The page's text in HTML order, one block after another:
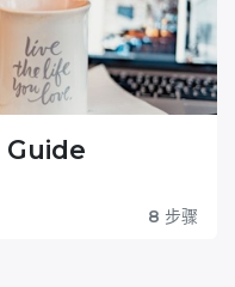
8 步骤